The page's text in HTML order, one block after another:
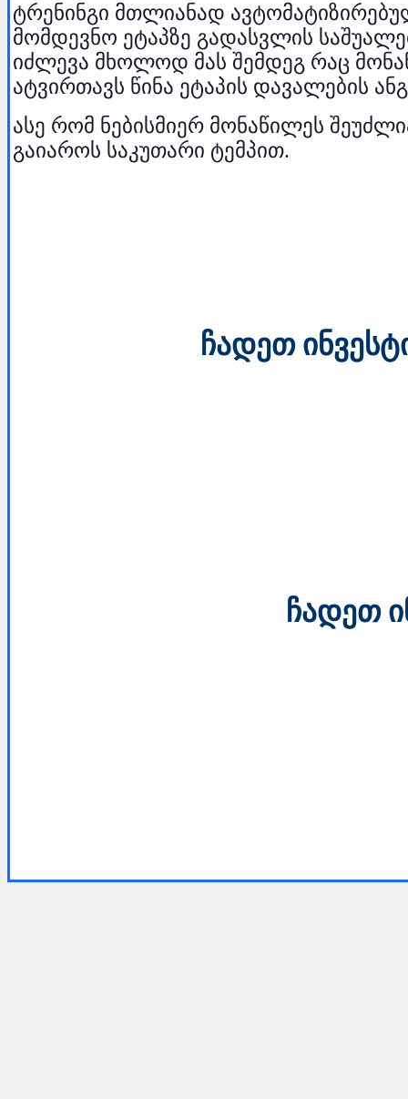
ტრენინგი მთლიანად
მომდევნო ეტაპზე გადასვლის
იძლევა მხოლოდ მას შემდეგ რაც
ატვირთავს წინა ეტაპის დავალების
ასე რომ ნებისმიერ მონაწილეს
გაიაროს საკუთარი ტემპით.
ჩადეთ
ჩადეთ